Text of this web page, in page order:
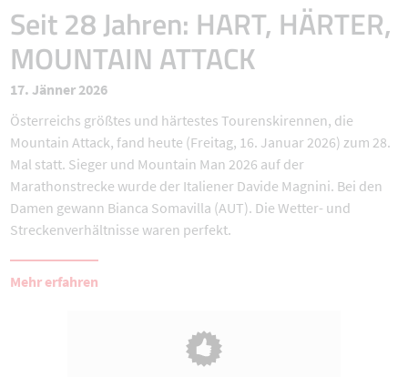
Seit 28 Jahren: HART, HÄRTER,
MOUNTAIN ATTACK
17. Jänner 2026
Österreichs größtes und härtestes Tourenskirennen, die
Mountain Attack, fand heute (Freitag, 16. Januar 2026) zum 28.
Mal statt. Sieger und Mountain Man 2026 auf der
Marathonstrecke wurde der Italiener Davide Magnini. Bei den
Damen gewann Bianca Somavilla (AUT). Die Wetter- und
Streckenverhältnisse waren perfekt.
Mehr erfahren